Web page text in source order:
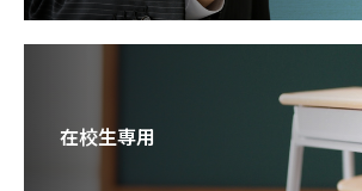
在校生専用